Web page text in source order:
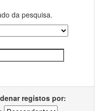
da pesquisa.
registos por: